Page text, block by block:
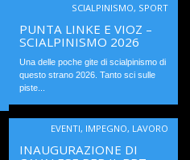
SCIALPINISMO, SPORT
PUNTA LINKE E VIOZ –
SCIALPINISMO 2026
Una delle poche gite di scialpinismo di
questo strano 2026. Tanto sci sulle
piste...
EVENTI, IMPEGNO, LAVORO
INAUGURAZIONE DI